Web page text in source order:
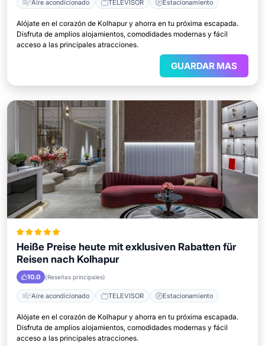
Aire acondicionado TELEVISOR Estacionamiento
Alójate en el corazón de Kolhapur y ahorra en tu próxima escapada.
Disfruta de amplios alojamientos, comodidades modernas y fácil
acceso a las principales atracciones.
GUARDAR MAS
Heiße Preise heute mit exklusiven Rabatten für
Reisen nach Kolhapur
10.0 (Reseñas principales)
Aire acondicionado TELEVISOR Estacionamiento
Alójate en el corazón de Kolhapur y ahorra en tu próxima escapada.
Disfruta de amplios alojamientos, comodidades modernas y fácil
acceso a las principales atracciones.